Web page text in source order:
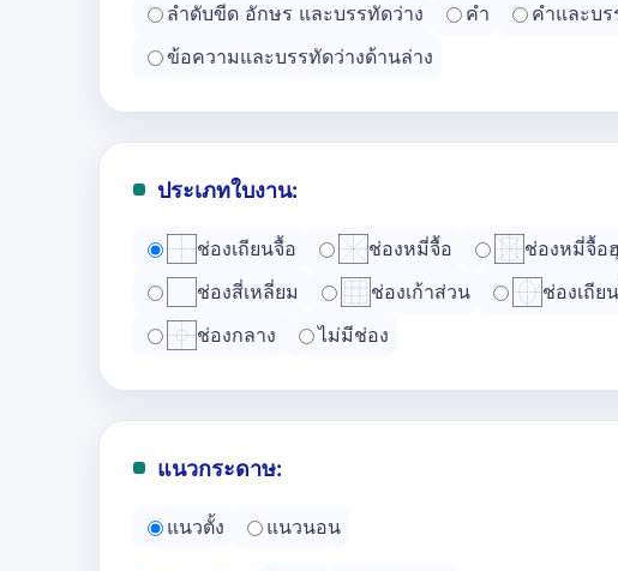
ลำดับขีด อักษร และบรรทัดว่าง
คำ คำและบร
ข้อความและบรรทัดว่างด้านล่าง
ประเภทใบงาน:
ช่องเถียนจื้อ ช่องหมี่จื้อ ช่องหมี่จื้อ
ช่องสี่เหลี่ยม
ช่องเก้าส่วน ช่องเถีย
ช่องกลาง
ไม่มีช่อง
แนวกระดาษ:
แนวตั้ง แนวนอน